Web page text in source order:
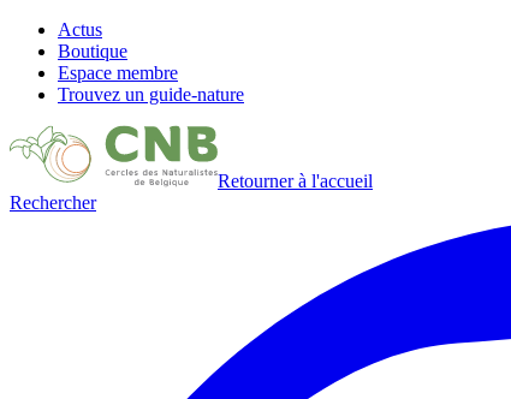
Actus
Boutique
Espace membre
Trouvez un guide-nature
Retourner à l'accueil
Rechercher